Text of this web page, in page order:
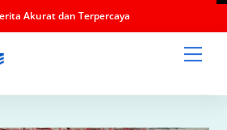
Akurat dan Terpercaya